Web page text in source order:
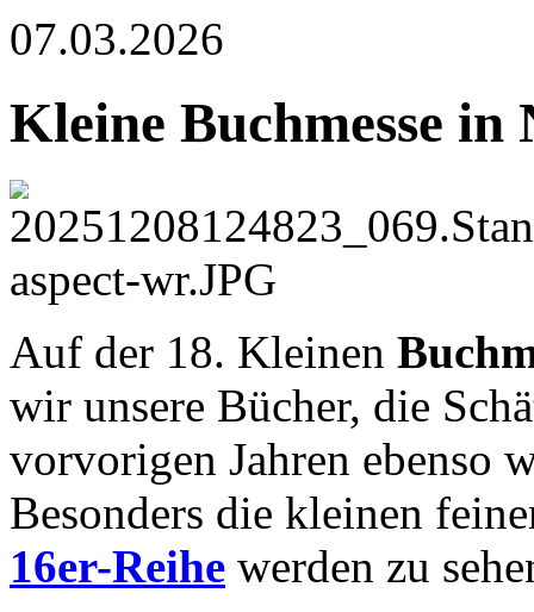
07.03.2026
Kleine Buchmesse in
Auf der 18. Kleinen
wir unsere Bücher, die
vorvorigen Jahren ebenso
Besonders die kleinen
16er-Reihe werden zu